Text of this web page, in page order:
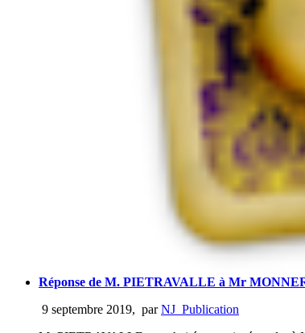
Réponse de M. PIETRAVALLE à Mr
9 septembre 2019, parNJ_Publication